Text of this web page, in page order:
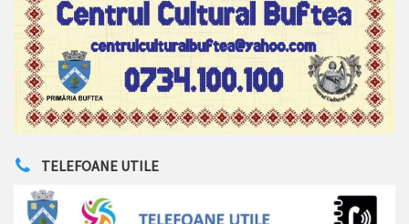
TELEFOANE UTILE